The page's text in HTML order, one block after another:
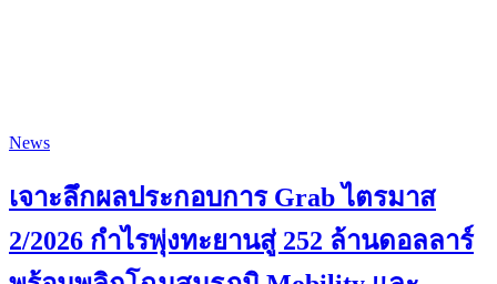
News
เจาะลึกผลประกอบการ Grab ไตรมาส
2/2026 กำไรพุ่งทะยานสู่ 252 ล้านดอลลาร์